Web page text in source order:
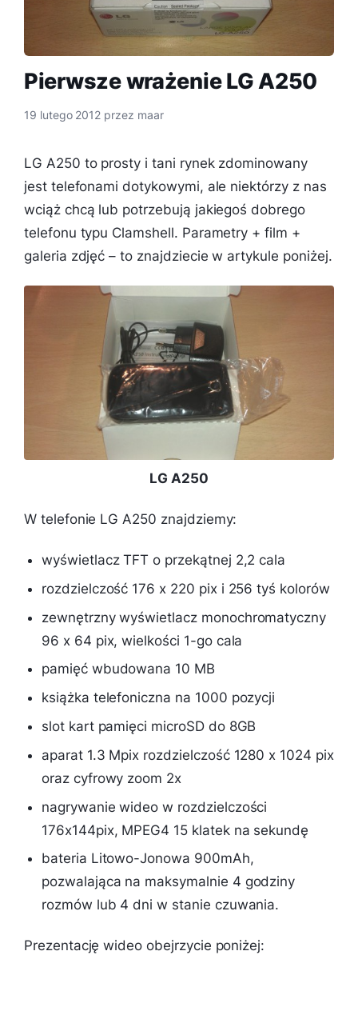
Pierwsze wrażenie LG A250
19 lutego 2012 przez maar
LG A250 to prosty i tani rynek zdominowany
jest telefonami dotykowymi, ale niektórzy z nas
wciąż chcą lub potrzebują jakiegoś dobrego
telefonu typu Clamshell. Parametry + film +
galeria zdjęć – to znajdziecie w artykule poniżej.
LG A250
W telefonie LG A250 znajdziemy:
wyświetlacz TFT o przekątnej 2,2 cala
rozdzielczość 176 x 220 pix i 256 tyś kolorów
zewnętrzny wyświetlacz monochromatyczny
96 x 64 pix, wielkości 1-go cala
pamięć wbudowana 10 MB
książka telefoniczna na 1000 pozycji
slot kart pamięci microSD do 8GB
aparat 1.3 Mpix rozdzielczość 1280 x 1024 pix
oraz cyfrowy zoom 2x
nagrywanie wideo w rozdzielczości
176x144pix, MPEG4 15 klatek na sekundę
bateria Litowo-Jonowa 900mAh,
pozwalająca na maksymalnie 4 godziny
rozmów lub 4 dni w stanie czuwania.
Prezentację wideo obejrzycie poniżej: